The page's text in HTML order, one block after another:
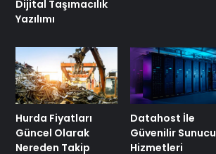
Dijital Taşımacılık
Yazılımı
Hurda Fiyatları
Güncel Olarak
Nereden Takip
Datahost İle
Güvenilir Sunucu
Hizmetleri